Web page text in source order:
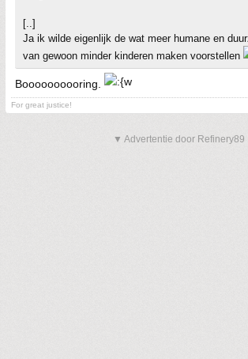
[..]
Ja ik wilde eigenlijk de wat meer humane en
van gewoon minder kinderen maken voorstellen
Boooooooooring.
For great justice!
▼ Advertentie door Refinery89